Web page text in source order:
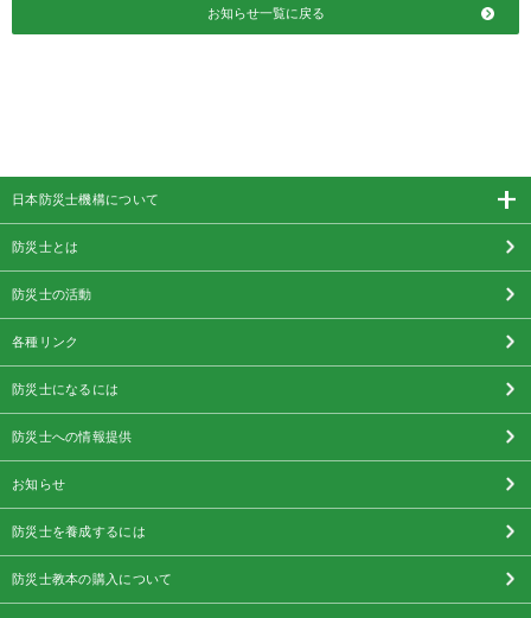
お知らせ一覧に戻る
日本防災士機構について
防災士とは
防災士の活動
各種リンク
防災士になるには
防災士への情報提供
お知らせ
防災士を養成するには
防災士教本の購入について